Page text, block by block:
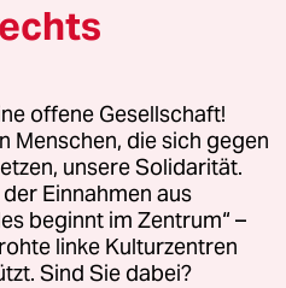
offene Gesellschaft!
Menschen, die sich gegen
unsere Solidarität.
Einnahmen aus
beginnt im Zentrum“ –
linke Kulturzentren
Sind Sie dabei?